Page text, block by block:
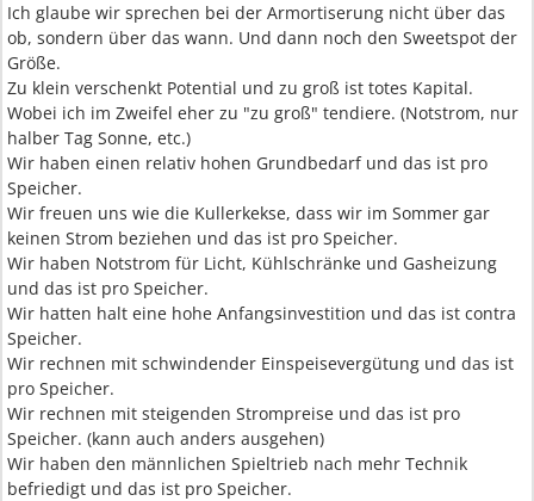
Ich glaube wir sprechen bei der Armortiserung nicht über das
ob, sondern über das wann. Und dann noch den Sweetspot der
Größe.
Zu klein verschenkt Potential und zu groß ist totes Kapital.
Wobei ich im Zweifel eher zu "zu groß" tendiere. (Notstrom, nur
halber Tag Sonne, etc.)
Wir haben einen relativ hohen Grundbedarf und das ist pro
Speicher.
Wir freuen uns wie die Kullerkekse, dass wir im Sommer gar
keinen Strom beziehen und das ist pro Speicher.
Wir haben Notstrom für Licht, Kühlschränke und Gasheizung
und das ist pro Speicher.
Wir hatten halt eine hohe Anfangsinvestition und das ist contra
Speicher.
Wir rechnen mit schwindender Einspeisevergütung und das ist
pro Speicher.
Wir rechnen mit steigenden Strompreise und das ist pro
Speicher. (kann auch anders ausgehen)
Wir haben den männlichen Spieltrieb nach mehr Technik
befriedigt und das ist pro Speicher.